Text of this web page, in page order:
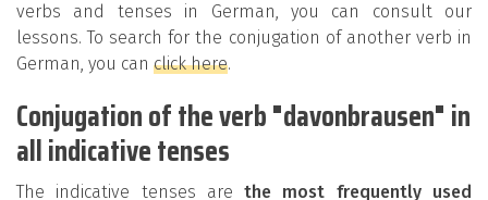
verbs and tenses in German, you can consult our
lessons. To search for the conjugation of another verb in
German, you can click here.
Conjugation of the verb "davonbrausen" in
all indicative tenses
The indicative tenses arethe most frequently used